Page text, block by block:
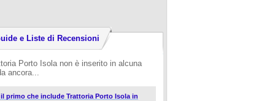
e Liste di Recensioni
Porto Isola non è inserito in alcuna
ancora...
primo che include Trattoria Porto Isola in